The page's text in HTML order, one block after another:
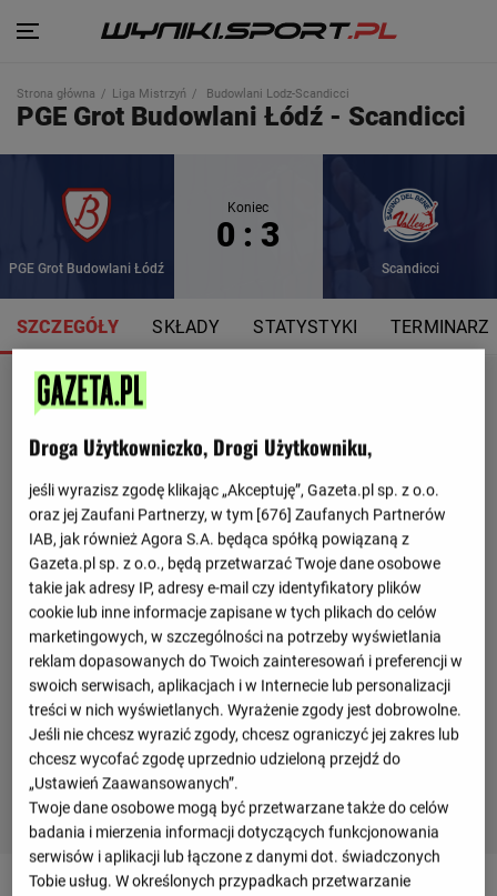
Strona główna Liga Mistrzyń Budowlani Lodz-Scandicci
PGE Grot Budowlani Łódź - Scandicci
PGE Grot Budowlani Łódź
Koniec
0 : 3
Scandicci
SZCZEGÓŁY SKŁADY STATYSTYKI TERMINARZ
Szczegóły meczu PGE Grot Budowlani Łódź -
Droga Użytkowniczko, Drogi Użytkowniku,
jeśli wyrazisz zgodę klikając „Akceptuję”, Gazeta.pl sp. z o.o.
oraz jej Zaufani Partnerzy, w tym [676] Zaufanych Partnerów
IAB, jak również Agora S.A. będąca spółką powiązaną z
Gazeta.pl sp. z o.o., będą przetwarzać Twoje dane osobowe
takie jak adresy IP, adresy e-mail czy identyfikatory plików
cookie lub inne informacje zapisane w tych plikach do celów
marketingowych, w szczególności na potrzeby wyświetlania
reklam dopasowanych do Twoich zainteresowań i preferencji w
swoich serwisach, aplikacjach i w Internecie lub personalizacji
treści w nich wyświetlanych. Wyrażenie zgody jest dobrowolne.
Jeśli nie chcesz wyrazić zgody, chcesz ograniczyć jej zakres lub
chcesz wycofać zgodę uprzednio udzieloną przejdź do
„Ustawień Zaawansowanych”.
Twoje dane osobowe mogą być przetwarzane także do celów
badania i mierzenia informacji dotyczących funkcjonowania
serwisów i aplikacji lub łączone z danymi dot. świadczonych
Tobie usług. W określonych przypadkach przetwarzanie